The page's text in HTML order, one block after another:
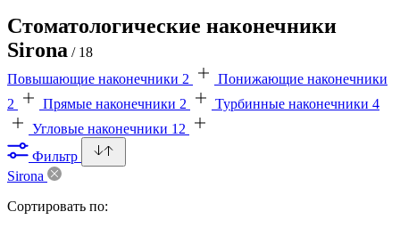
Стоматологические наконечники
Sirona / 18
Повышающие наконечники 2
Понижающие наконечники
2
Прямые наконечники 2 Турбинные наконечники 4
Угловые наконечники 12
Фильтр
Sirona
Сортировать по: